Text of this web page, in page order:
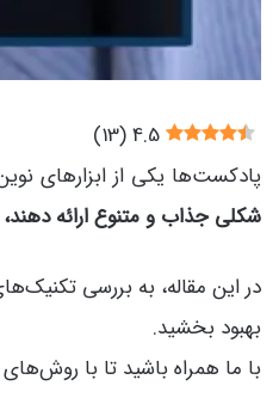
4.5
(
13
)
پادکست‌ها یکی از ابزارهای
شکلی جذاب و متنوع ارائه
در این مقاله، به بررسی
بهبود بخشید.
با ما همراه باشید تا با